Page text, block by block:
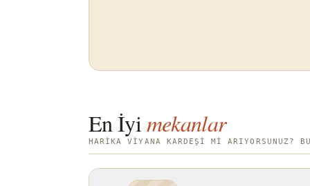
En İyimekanlar
HARIKA VIYANA KARDEŞI MI ARIYORSUNUZ?